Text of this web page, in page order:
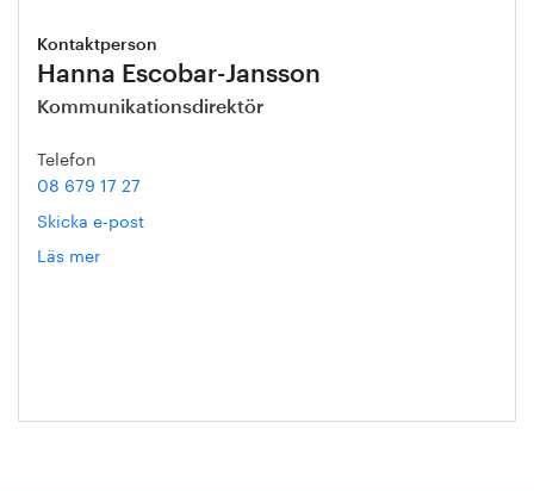
Kontaktperson
Hanna Escobar-Jansson
Kommunikationsdirektör
Telefon
08 679 17 27
Skicka e-post
Läs mer